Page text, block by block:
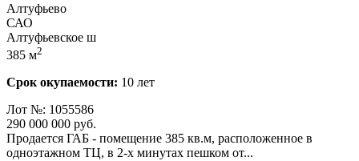
Алтуфьево
САО
Алтуфьевское ш
385 м2
Срок окупаемости: 10 лет
Лот №: 1055586
290 000 000 руб.
Продается ГАБ - помещение 385 кв.м,­ расположенное в
одноэтажном ТЦ,­ в 2-х минутах пешком от...